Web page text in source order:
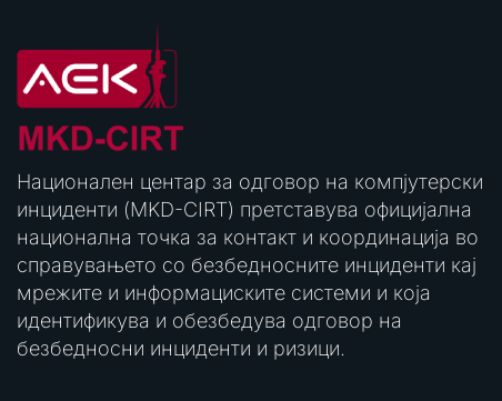
Национален центар за одговор на компјутерски
инциденти (MKD-CIRT) претставува официјална
национална точка за контакт и координација во
справувањето со безбедносните инциденти кај
мрежите и информациските системи и која
идентификува и обезбедува одговор на
безбедносни инциденти и ризици.